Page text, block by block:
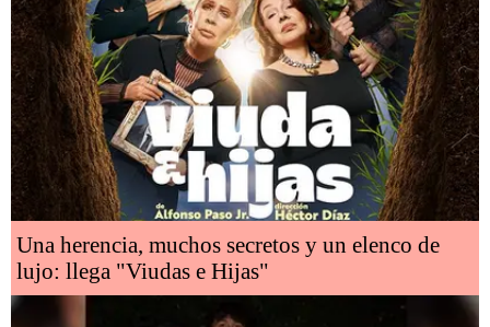
Una herencia, muchos secretos y un elenco de
lujo: llega "Viudas e Hijas"